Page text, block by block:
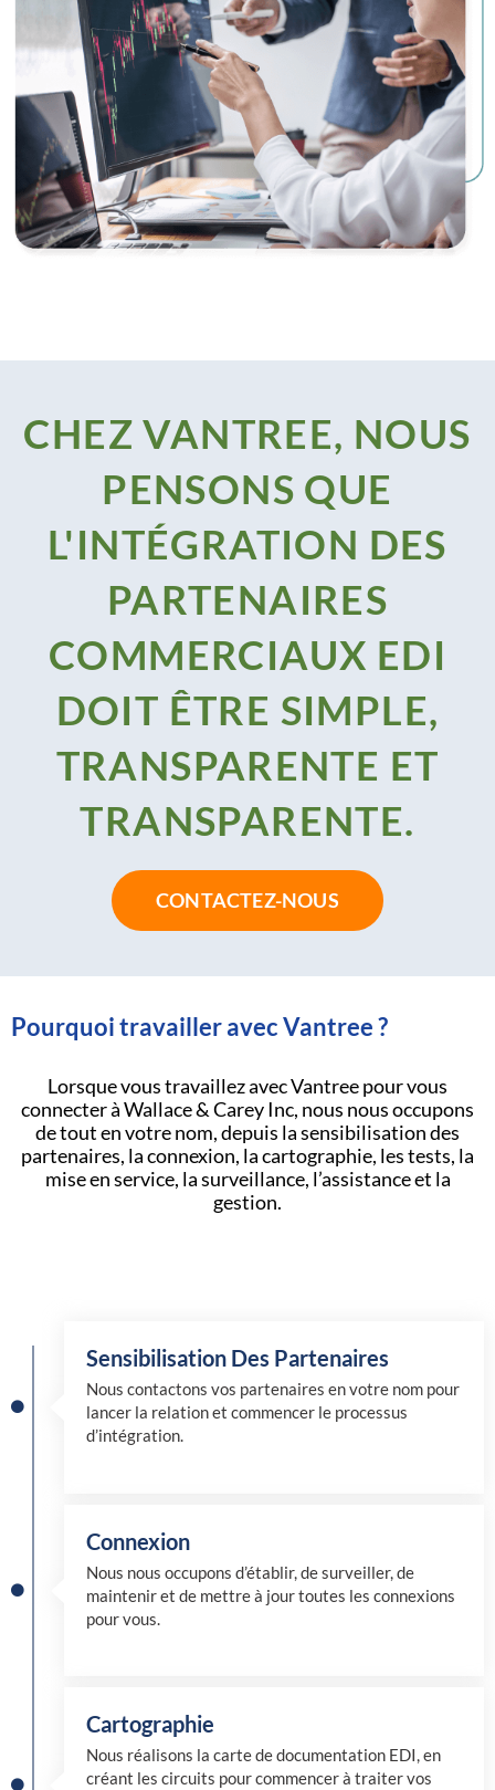
CHEZ VANTREE, NOUS
PENSONS QUE
L'INTÉGRATION DES
PARTENAIRES
COMMERCIAUX EDI
DOIT ÊTRE SIMPLE,
TRANSPARENTE ET
TRANSPARENTE.
CONTACTEZ-NOUS
Pourquoi travailler avec Vantree ?
Lorsque vous travaillez avec Vantree pour vous
connecter à Wallace & Carey Inc, nous nous occupons
de tout en votre nom, depuis la sensibilisation des
partenaires, la connexion, la cartographie, les tests, la
mise en service, la surveillance, l’assistance et la
gestion.
Sensibilisation Des Partenaires
Nous contactons vos partenaires en votre nom pour
lancer la relation et commencer le processus
d’intégration.
Connexion
Nous nous occupons d’établir, de surveiller, de
maintenir et de mettre à jour toutes les connexions
pour vous.
Cartographie
Nous réalisons la carte de documentation EDI, en
créant les circuits pour commencer à traiter vos